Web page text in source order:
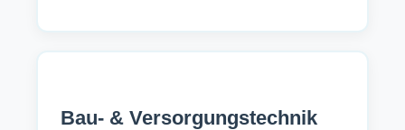
Bau- & Versorgungstechnik